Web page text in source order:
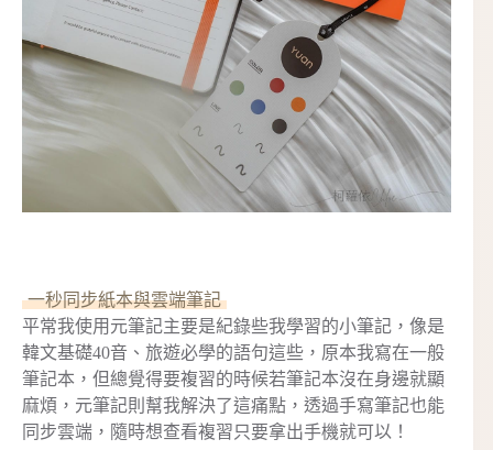
一秒同步紙本與雲端筆記
平常我使用元筆記主要是紀錄些我學習的小筆記，像是
韓文基礎40音、旅遊必學的語句這些，原本我寫在一般
筆記本，但總覺得要複習的時候若筆記本沒在身邊就顯
麻煩，元筆記則幫我解決了這痛點，透過手寫筆記也能
同步雲端，隨時想查看複習只要拿出手機就可以！